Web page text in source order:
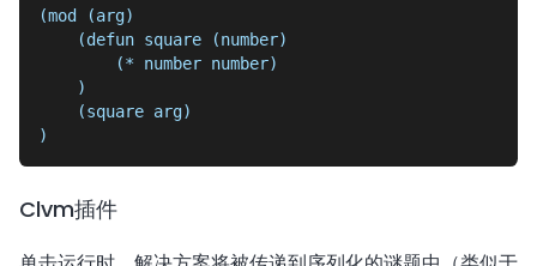
(mod (arg)
    (defun square (number)
        (* number number)
    )
    (square arg)
)
Clvm插件